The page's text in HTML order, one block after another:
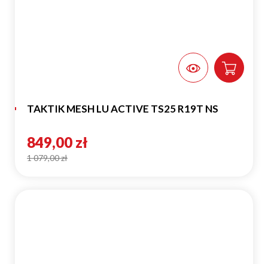
TAKTIK MESH LU ACTIVE TS25 R19T NS
849,00 zł
1 079,00 zł